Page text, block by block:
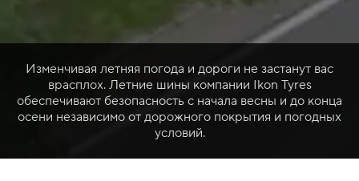
Изменчивая летняя погода и дороги не застанут вас
врасплох. Летние шины компании Ikon Tyres
обеспечивают безопасность с начала весны и до конца
осени независимо от дорожного покрытия и погодных
условий.